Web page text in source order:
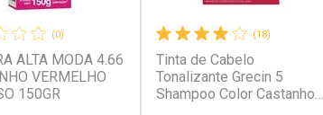
(0)
ALTA MODA 4.66
VERMELHO
150GR
(18)
Tinta de Cabelo
Tonalizante Grecin 5
Shampoo Color Castanho